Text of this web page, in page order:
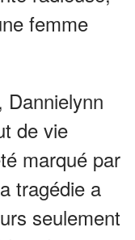
femme
Dannielynn
de vie
marqué par
tragédie a
seulement